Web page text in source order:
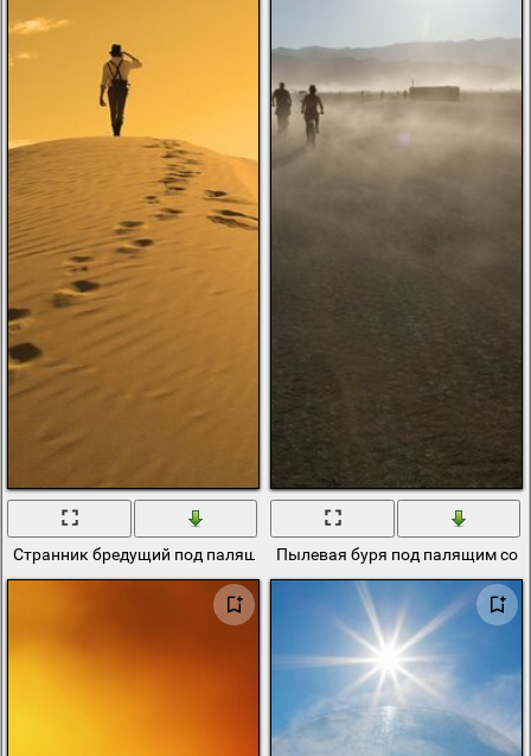
Странник бредущий под палящим солнцем пустыни
Пылевая буря под палящим